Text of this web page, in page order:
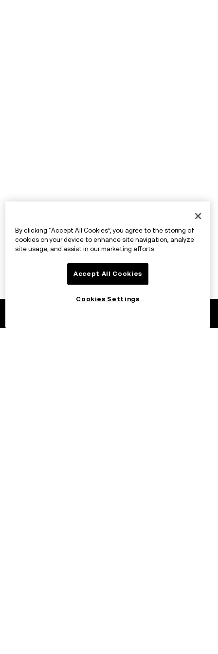
By clicking “Accept All Cookies”, you agree to the storing of
cookies on your device to enhance site navigation, analyze
site usage, and assist in our marketing efforts.
Accept All Cookies
Cookies Settings